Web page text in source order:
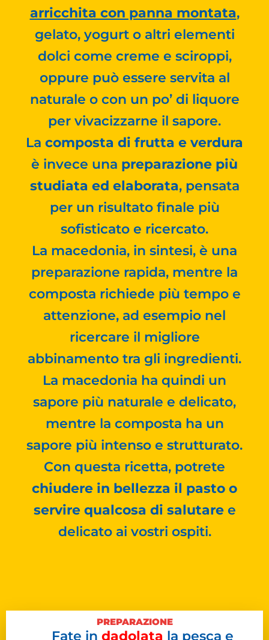
arricchita con panna montata,
gelato, yogurt o altri elementi
dolci come creme e sciroppi,
oppure può essere servita al
naturale o con un po’ di liquore
per vivacizzarne il sapore.
La composta di frutta e verdura
è invece una preparazione più
studiata ed elaborata, pensata
per un risultato finale più
sofisticato e ricercato.
La macedonia, in sintesi, è una
preparazione rapida, mentre la
composta richiede più tempo e
attenzione, ad esempio nel
ricercare il migliore
abbinamento tra gli ingredienti.
La macedonia ha quindi un
sapore più naturale e delicato,
mentre la composta ha un
sapore più intenso e strutturato.
Con questa ricetta, potrete
chiudere in bellezza il pasto o
servire qualcosa di salutaree
delicato ai vostri ospiti.
PREPARAZIONE
Fate in dadolata la pesca e